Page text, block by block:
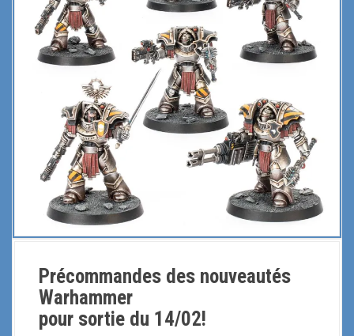
Précommandes des nouveautés
Warhammer
pour sortie du 14/02!